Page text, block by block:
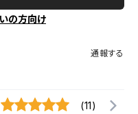
の方向け
通報する
(11)